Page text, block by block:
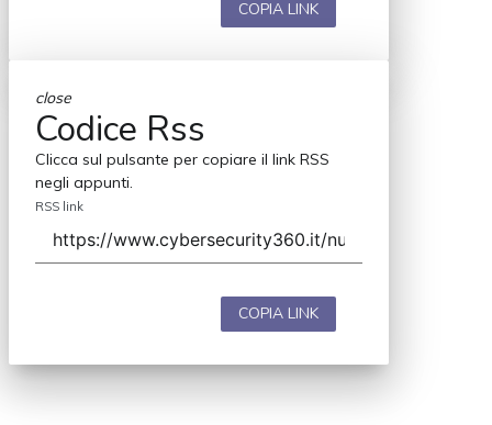
COPIA LINK
close
Codice Rss
Clicca sul pulsante per copiare il link RSS
negli appunti.
RSS link
COPIA LINK